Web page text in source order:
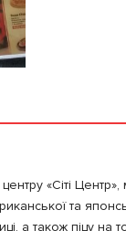
«Сіті Центр»,
та
а також піцу на